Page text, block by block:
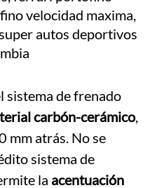
sistema de frenado
carbón-cerámico,
mm atrás. No se
sistema de
la acentuación